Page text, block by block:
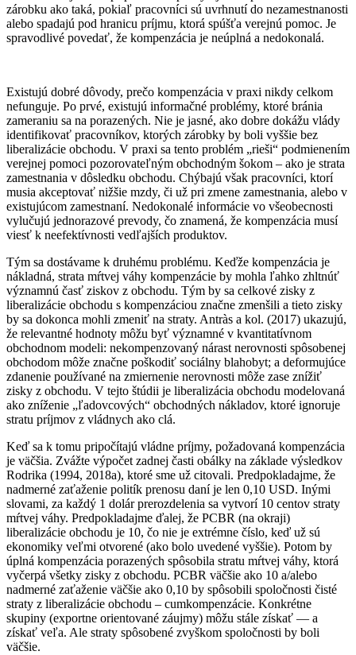
zárobku ako taká, pokiaľ pracovníci sú uvrhnutí do nezamestnanosti
alebo spadajú pod hranicu príjmu, ktorá spúšťa verejnú pomoc. Je
spravodlivé povedať, že kompenzácia je neúplná a nedokonalá.
Existujú dobré dôvody, prečo kompenzácia v praxi nikdy celkom
nefunguje. Po prvé, existujú informačné problémy, ktoré bránia
zameraniu sa na porazených. Nie je jasné, ako dobre dokážu vlády
identifikovať pracovníkov, ktorých zárobky by boli vyššie bez
liberalizácie obchodu. V praxi sa tento problém „rieši“ podmienením
verejnej pomoci pozorovateľným obchodným šokom – ako je strata
zamestnania v dôsledku obchodu. Chýbajú však pracovníci, ktorí
musia akceptovať nižšie mzdy, či už pri zmene zamestnania, alebo v
existujúcom zamestnaní. Nedokonalé informácie vo všeobecnosti
vylučujú jednorazové prevody, čo znamená, že kompenzácia musí
viesť k neefektívnosti vedľajších produktov.
Tým sa dostávame k druhému problému. Keďže kompenzácia je
nákladná, strata mŕtvej váhy kompenzácie by mohla ľahko zhltnúť
významnú časť ziskov z obchodu. Tým by sa celkové zisky z
liberalizácie obchodu s kompenzáciou značne zmenšili a tieto zisky
by sa dokonca mohli zmeniť na straty. Antràs a kol. (2017) ukazujú,
že relevantné hodnoty môžu byť významné v kvantitatívnom
obchodnom modeli: nekompenzovaný nárast nerovnosti spôsobenej
obchodom môže značne poškodiť sociálny blahobyt; a deformujúce
zdanenie používané na zmiernenie nerovnosti môže zase znížiť
zisky z obchodu. V tejto štúdii je liberalizácia obchodu modelovaná
ako zníženie „ľadovcových“ obchodných nákladov, ktoré ignoruje
stratu príjmov z vládnych ako clá.
Keď sa k tomu pripočítajú vládne príjmy, požadovaná kompenzácia
je väčšia. Zvážte výpočet zadnej časti obálky na základe výsledkov
Rodrika (1994, 2018a), ktoré sme už citovali. Predpokladajme, že
nadmerné zaťaženie politík prenosu daní je len 0,10 USD. Inými
slovami, za každý 1 dolár prerozdelenia sa vytvorí 10 centov straty
mŕtvej váhy. Predpokladajme ďalej, že PCBR (na okraji)
liberalizácie obchodu je 10, čo nie je extrémne číslo, keď už sú
ekonomiky veľmi otvorené (ako bolo uvedené vyššie). Potom by
úplná kompenzácia porazených spôsobila stratu mŕtvej váhy, ktorá
vyčerpá všetky zisky z obchodu. PCBR väčšie ako 10 a/alebo
nadmerné zaťaženie väčšie ako 0,10 by spôsobili spoločnosti čisté
straty z liberalizácie obchodu – cumkompenzácie. Konkrétne
skupiny (exportne orientované záujmy) môžu stále získať — a
získať veľa. Ale straty spôsobené zvyškom spoločnosti by boli
väčšie.